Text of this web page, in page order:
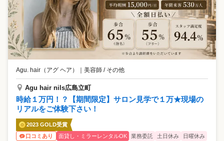
Agu. hair（アグ ヘア） 美容師 / その他
Agu hair nils広島立町
時給１万円！？【期間限定】サロン見学で１万★現場の
リアルをご体験下さい！
2023 GOLD受賞
口コミあり
面貸し・ミラーレンタルOK 業務委託 土日休み
日曜休み